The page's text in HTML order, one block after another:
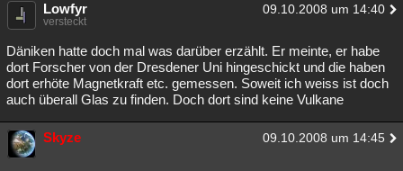
Lowfyr 09.10.2008 um 14:40
versteckt
Däniken hatte doch mal was darüber erzählt. Er meinte, er habe
dort Forscher von der Dresdener Uni hingeschickt und die haben
dort erhöte Magnetkraft etc. gemessen. Soweit ich weiss ist doch
auch überall Glas zu finden. Doch dort sind keine Vulkane
Skyze 09.10.2008 um 14:45